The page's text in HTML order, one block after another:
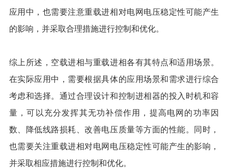
应用中，也需要注意重载进相对电网电压稳定性可能产生
的影响，并采取合理措施进行控制和优化。
综上所述，空载进相与重载进相各有其特点和适用场景。
在实际应用中，需要根据具体的应用场景和需求进行综合
考虑和选择。通过合理设计和控制进相器的投入时机和容
量，可以充分发挥其无功补偿作用，提高电网的功率因
数、降低线路损耗、改善电压质量等方面的性能。同时，
也需要关注重载进相对电网电压稳定性可能产生的影响，
并采取相应措施进行控制和优化。